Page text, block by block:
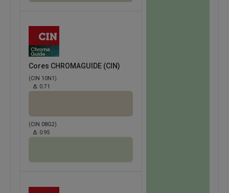
Cores CHROMAGUIDE (CIN)
(CIN 10N1)
Δ: 0.71
(CIN 08G2)
Δ: 0.95